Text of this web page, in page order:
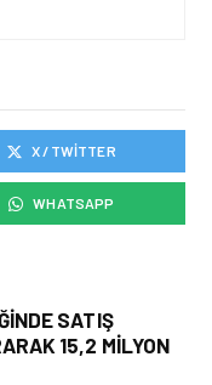
2026
X / TWITTER
WHATSAPP
SATIŞ
15,2 MILYON